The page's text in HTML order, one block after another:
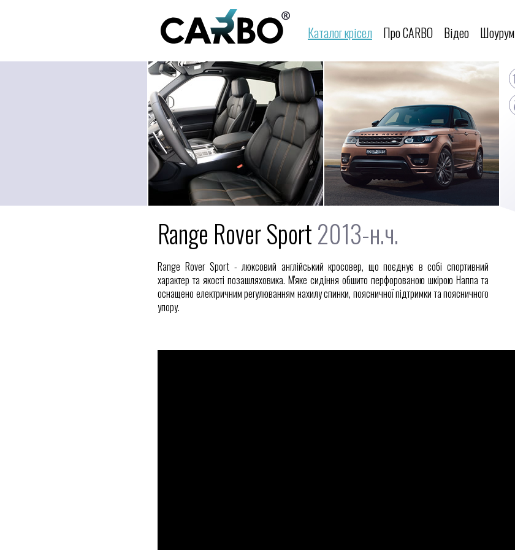
Каталог крісел Про CARBO Відео Шоурум
Range Rover Sport2013-н.ч.
Range Rover Sport - люксовий англійський кросовер, що поєднує в собі спортивний
характер та якості позашляховика. М'яке сидіння обшито перфорованою шкірою Наппа та
оснащено електричним регулюванням нахилу спинки, поясничної підтримки та поясничного
упору.